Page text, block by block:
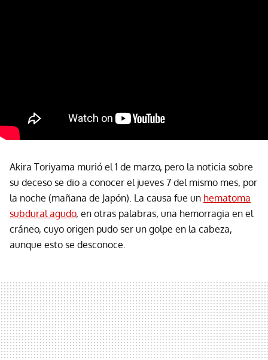
Akira Toriyama murió el 1 de marzo, pero la noticia sobre
su deceso se dio a conocer el jueves 7 del mismo mes, por
la noche (mañana de Japón). La causa fue un hematoma
subdural agudo, en otras palabras, una hemorragia en el
cráneo, cuyo origen pudo ser un golpe en la cabeza,
aunque esto se desconoce.